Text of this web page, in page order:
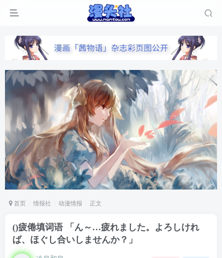
首页 情报社 动漫情报 正文
()疲倦填词语 「ん～…疲れました。よろしけれ
ば、ほぐし合いしませんか？」